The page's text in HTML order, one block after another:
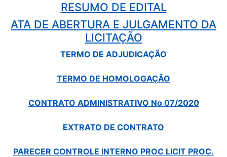
RESUMO DE EDITAL
ATA DE ABERTURA E JULGAMENTO DA
LICITAÇÃO
TERMO DE ADJUDICAÇÃO
TERMO DE HOMOLOGAÇÃO
CONTRATO ADMINISTRATIVO No 07/2020
EXTRATO DE CONTRATO
PARECER CONTROLE INTERNO PROC LICIT PROC.